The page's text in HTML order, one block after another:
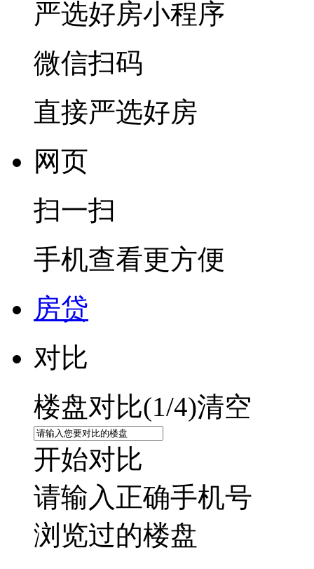
严选好房小程序
微信扫码
直接严选好房
网页
扫一扫
手机查看更方便
房贷
对比
楼盘对比(1/4)清空
开始对比
请输入正确手机号
浏览过的楼盘